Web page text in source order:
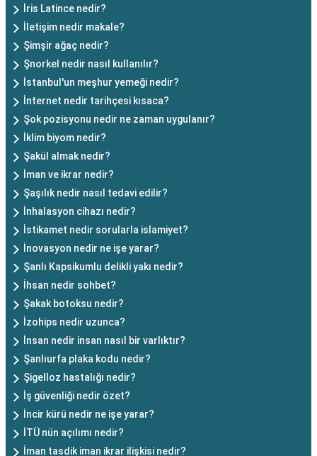
İris Latince nedir?
İletişim nedir makale?
Şimşir ağaç nedir?
Şnorkel nedir nasıl kullanılır?
İstanbul'un meşhur yemeği nedir?
İnternet nedir tarihçesi kısaca?
Şok pozisyonu nedir ne zaman uygulanır?
İklim biyom nedir?
Şakül almak nedir?
İman ve ikrar nedir?
Şaşılık nedir nasıl tedavi edilir?
İnhalasyon cihazı nedir?
İstikamet nedir sorularla islamiyet?
İnovasyon nedir ne işe yarar?
Şanlı Kapsikumlu delikli yakı nedir?
İhsan nedir sohbet?
Şakak botoksu nedir?
İzohips nedir uzunca?
İnsan nedir insan nasıl bir varlıktır?
Şanlıurfa plaka kodu nedir?
Şigelloz hastalığı nedir?
İş güvenliği nedir özet?
İncir kürü nedir ne işe yarar?
İTÜ nün açılımı nedir?
İman tasdik iman ikrar ilişkisi nedir?